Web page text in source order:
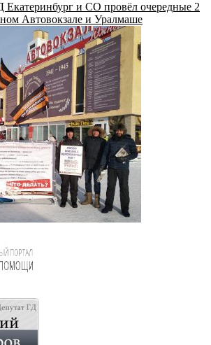
Екатеринбург и СО провёл очередные 2
Автовокзале и Уралмаше